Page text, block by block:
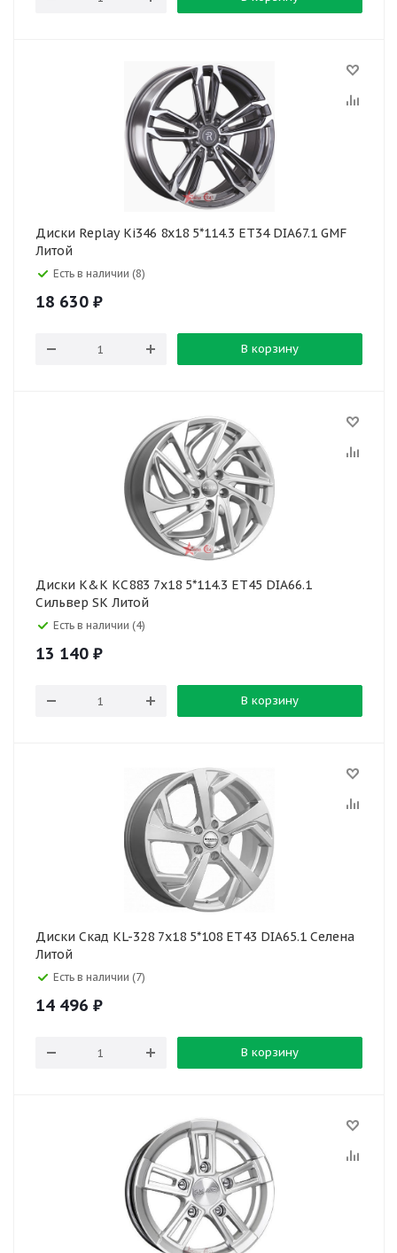
Диски Replay Ki346 8x18 5*114.3 ET34 DIA67.1 GMF
Литой
Есть в наличии (8)
18 630 ₽
В корзину
Диски K&K КС883 7x18 5*114.3 ET45 DIA66.1
Сильвер SK Литой
Есть в наличии (4)
13 140 ₽
В корзину
Диски Скад KL-328 7x18 5*108 ET43 DIA65.1 Селена
Литой
Есть в наличии (7)
14 496 ₽
В корзину